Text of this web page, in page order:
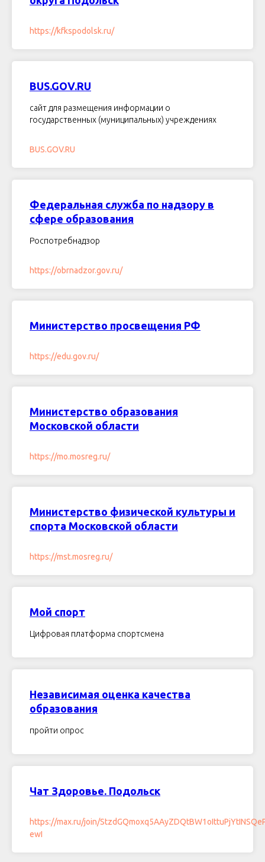
https://kfkspodolsk.ru/
BUS.GOV.RU
сайт для размещения информации о
государственных (муниципальных) учреждениях
BUS.GOV.RU
Федеральная служба по надзору в
сфере образования
Роспотребнадзор
https://obrnadzor.gov.ru/
Министерство просвещения РФ
https://edu.gov.ru/
Министерство образования
Московской области
https://mo.mosreg.ru/
Министерство физической культуры и
спорта Московской области
https://mst.mosreg.ru/
Мой спорт
Цифровая платформа спортсмена
Независимая оценка качества
образования
пройти опрос
Чат Здоровье. Подольск
https://max.ru/join/
ewI